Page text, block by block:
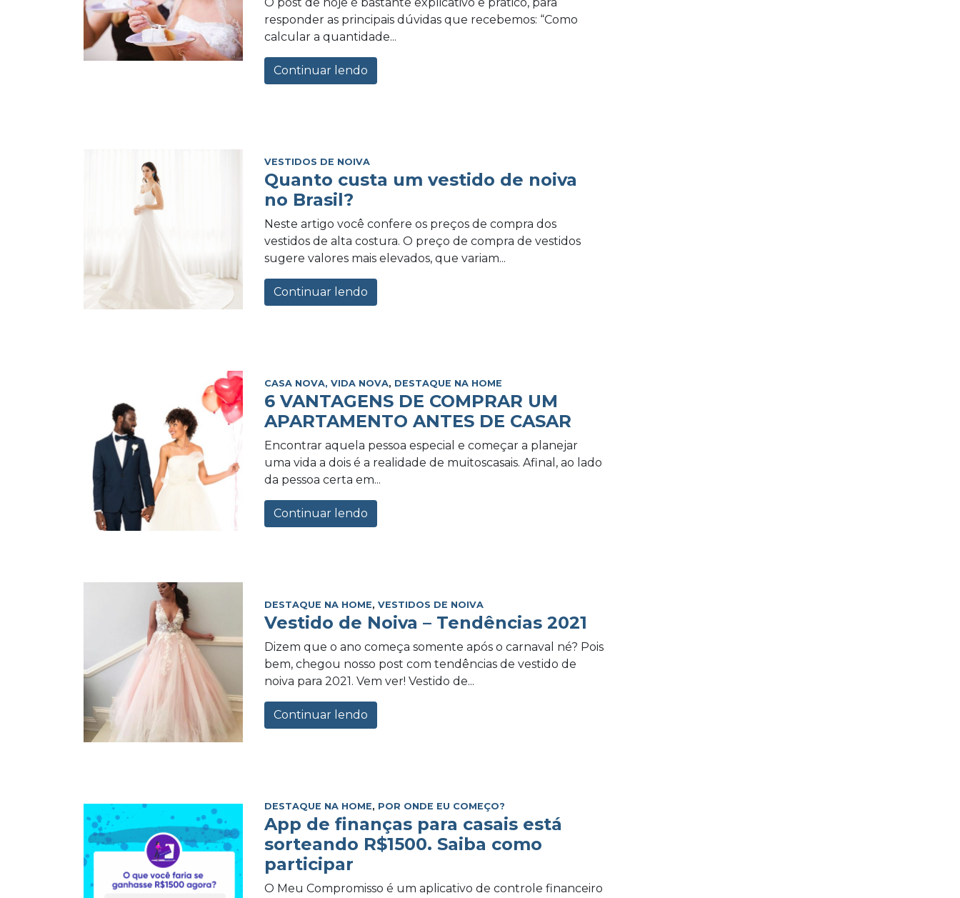
responder as principais dúvidas que recebemos: “Como
calcular a quantidade...
Continuar lendo
VESTIDOS DE NOIVA
Quanto custa um vestido de noiva
no Brasil?
Neste artigo você confere os preços de compra dos
vestidos de alta costura. O preço de compra de vestidos
sugere valores mais elevados, que variam...
Continuar lendo
CASA NOVA, VIDA NOVA, DESTAQUE NA HOME
6 VANTAGENS DE COMPRAR UM
APARTAMENTO ANTES DE CASAR
Encontrar aquela pessoa especial e começar a planejar
uma vida a dois é a realidade de muitoscasais. Afinal, ao lado
da pessoa certa em...
Continuar lendo
DESTAQUE NA HOME,VESTIDOS DE NOIVA
Vestido de Noiva – Tendências 2021
Dizem que o ano começa somente após o carnaval né? Pois
bem, chegou nosso post com tendências de vestido de
noiva para 2021. Vem ver! Vestido de...
Continuar lendo
DESTAQUE NA HOME, POR ONDE EU COMEÇO?
App de finanças para casais está
sorteando R$1500. Saiba como
participar
O Meu Compromisso é um aplicativo de controle financeiro